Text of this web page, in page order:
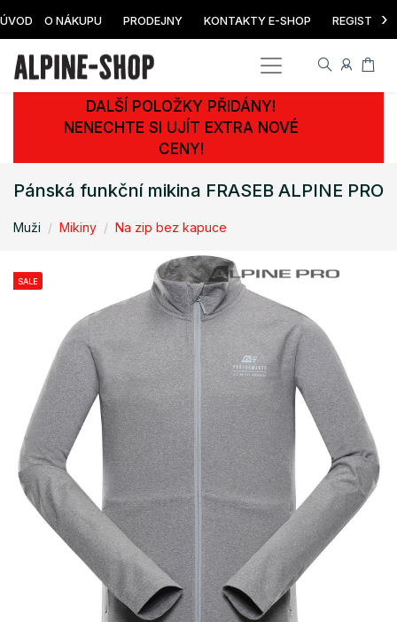
ÚVOD O NÁKUPU PRODEJNY KONTAKTY E-SHOP ›
DALŠÍ POLOŽKY PŘIDÁNY!
NENECHTE SI UJÍT EXTRA NOVÉ
CENY!
Pánská funkční mikina FRASEB ALPINE PRO
Muži Mikiny Na zip bez kapuce
SALE